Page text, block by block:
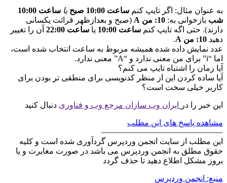
به عنوان مثال: اگر تایپ کنم ساعت 10:00 صبح یا
ساعت 10:00
شب بازخوانی به: 10: من A
(صبح و بعدازظهر قرائت یکسانی
دارند). حتی اگه تایپ کنم ساعت 10:00 یا ساعت 22:00
آن را تغییر
دهید 10: من A
.
عدد نمایش داده شده همیشه مربوط به ساعت انتخاب شده است،
اما “i” برای من معنی ندارد و “A” معنی ندارد.
آیا زمان را اشتباه تایپ می کنم؟
آیا ساده کردن این از منظر کدنویسی برای منطقی تر بودن برای
کاربر خیلی سخت است؟
این خبر را در ایران وب سازان مرجع وب و فناوری دنبال کنید
مشاهده پاسخ های این مطلب
———————————————
این مطلب از سایت انجمن وردپرس گردآوری شده است و کلیه
حقوق مطلق به انجمن وردپرس می باشد در صورت مغایرت و یا
بروز مشکل اطلاع دهید تا حذف گردد
منبع: انجمن وردپرس